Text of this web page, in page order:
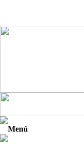
Menú